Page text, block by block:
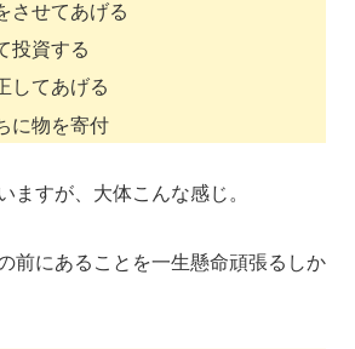
させてあげる
投資する
してあげる
に物を寄付
ますが、大体こんな感じ。
前にあることを一生懸命頑張るしか